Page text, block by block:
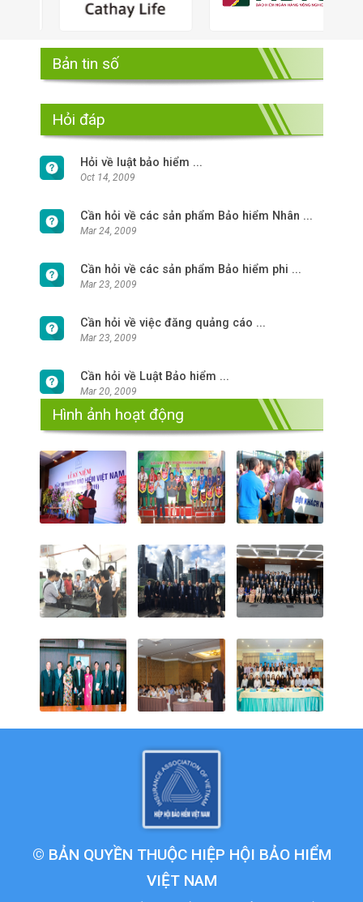
Bản tin số
Hỏi đáp
Hỏi về luật bảo hiểm ...
Oct 14, 2009
Cần hỏi về các sản phẩm Bảo hiểm Nhân ...
Mar 24, 2009
Cần hỏi về các sản phẩm Bảo hiểm phi ...
Mar 23, 2009
Cần hỏi về việc đăng quảng cáo ...
Mar 23, 2009
Cần hỏi về Luật Bảo hiểm ...
Mar 20, 2009
Hình ảnh hoạt động
© BẢN QUYỀN THUỘC HIỆP HỘI BẢO HIỂM
VIỆT NAM